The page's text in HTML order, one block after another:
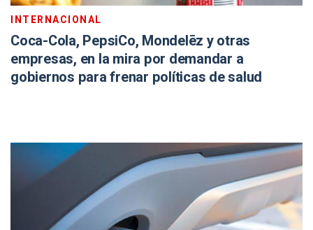
INTERNACIONAL
Coca-Cola, PepsiCo, Mondelēz y otras
empresas, en la mira por demandar a
gobiernos para frenar políticas de salud